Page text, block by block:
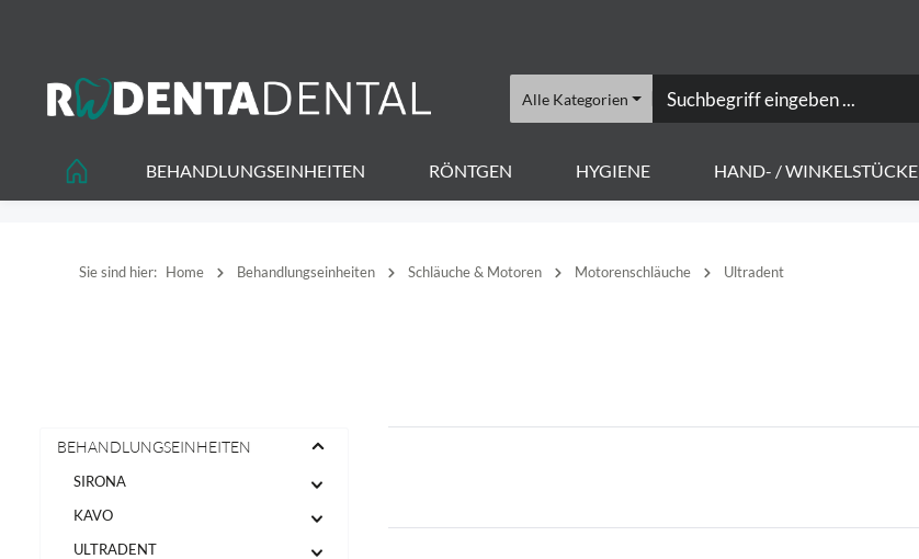
Alle Kategorien
BEHANDLUNGSEINHEITEN RÖNTGEN HYGIENE HAND- / WINKELSTÜCKE
Sie sind hier: Home Behandlungseinheiten Schläuche & Motoren Motorenschläuche Ultradent
BEHANDLUNGSEINHEITEN
SIRONA
KAVO
ULTRADENT